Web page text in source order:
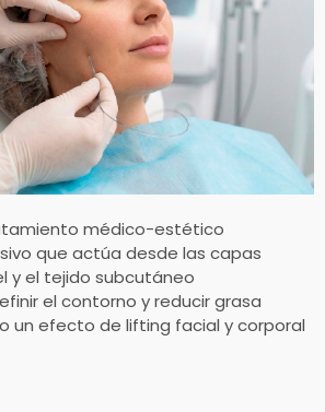
médico-estético
que actúa desde las capas
y el tejido subcutáneo
el contorno y reducir grasa
un efecto de lifting facial y corporal